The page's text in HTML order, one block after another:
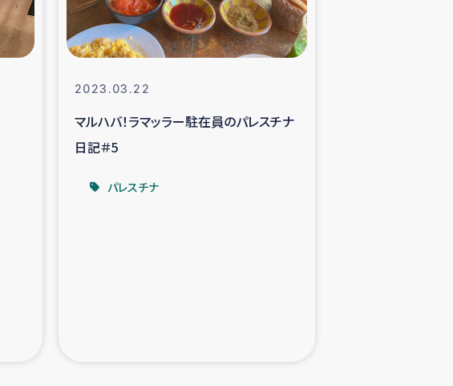
女性の生計向上支援
2023.03.22
マルハバ！ラマッラー駐在員のパレスチナ
日記＃5
パレスチナ